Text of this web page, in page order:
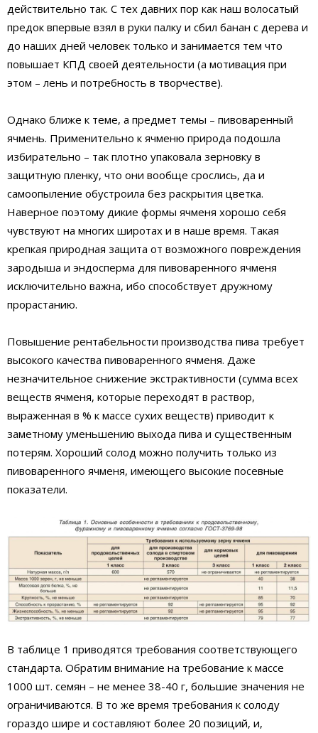
действительно так. С тех давних пор как наш волосатый
предок впервые взял в руки палку и сбил банан с дерева и
до наших дней человек только и занимается тем что
повышает КПД своей деятельности (а мотивация при
этом – лень и потребность в творчестве).
Однако ближе к теме, а предмет темы – пивоваренный
ячмень. Применительно к ячменю природа подошла
избирательно – так плотно упаковала зерновку в
защитную пленку, что они вообще срослись, да и
самоопыление обустроила без раскрытия цветка.
Наверное поэтому дикие формы ячменя хорошо себя
чувствуют на многих широтах и в наше время. Такая
крепкая природная защита от возможного повреждения
зародыша и эндосперма для пивоваренного ячменя
исключительно важна, ибо способствует дружному
прорастанию.
Повышение рентабельности производства пива требует
высокого качества пивоваренного ячменя. Даже
незначительное снижение экстрактивности (сумма всех
веществ ячменя, которые переходят в раствор,
выраженная в % к массе сухих веществ) приводит к
заметному уменьшению выхода пива и существенным
потерям. Хороший солод можно получить только из
пивоваренного ячменя, имеющего высокие посевные
показатели.
В таблице 1 приводятся требования соответствующего
стандарта. Обратим внимание на требование к массе
1000 шт. семян – не менее 38-40 г, большие значения не
ограничиваются. В то же время требования к солоду
гораздо шире и составляют более 20 позиций, и,